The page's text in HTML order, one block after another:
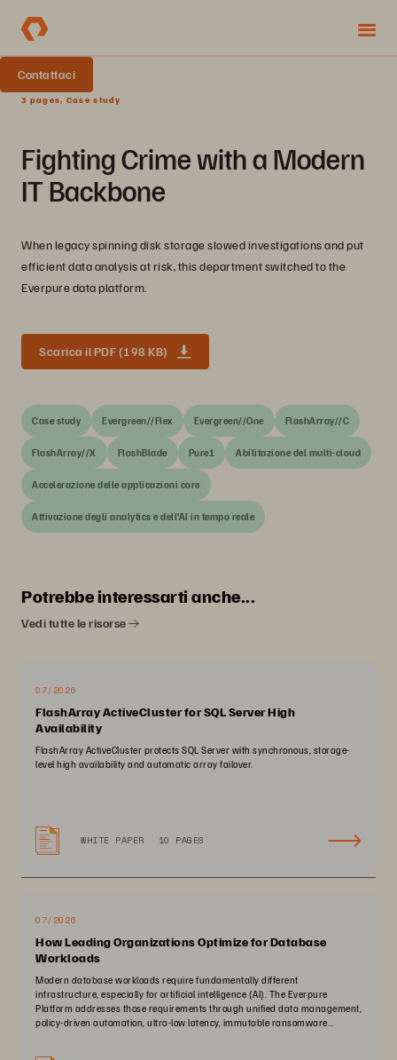
Contattaci
3 pages, Case study
Fighting Crime with a Modern
IT Backbone
When legacy spinning disk storage slowed investigations and put
efficient data analysis at risk, this department switched to the
Everpure data platform.
Scarica il PDF (198 KB)
Case study Evergreen//Flex Evergreen//One FlashArray//C
FlashArray//X FlashBlade Pure1 Abilitazione del multi-cloud
Accelerazione delle applicazioni core
Attivazione degli analytics e dell'AI in tempo reale
Potrebbe interessarti anche...
Vedi tutte le risorse
07/2026
FlashArray ActiveCluster for SQL Server High
Availability
FlashArray ActiveCluster protects SQL Server with synchronous, storage-
level high availability and automatic array failover.
WHITE PAPER 10 PAGES
07/2026
How Leading Organizations Optimize for Database
Workloads
Modern database workloads require fundamentally different
infrastructure, especially for artificial intelligence (AI). The Everpure
Platform addresses those requirements through unified data management,
policy-driven automation, ultra-low latency, immutable ransomware